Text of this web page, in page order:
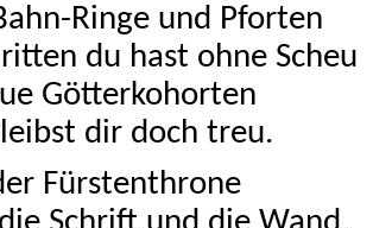
Ringe und Pforten
du hast ohne Scheu
Götterkohorten
dir doch treu.
Fürstenthrone